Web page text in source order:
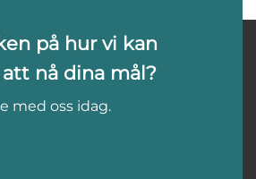
på hur vi kan
nå dina mål?
med oss idag.